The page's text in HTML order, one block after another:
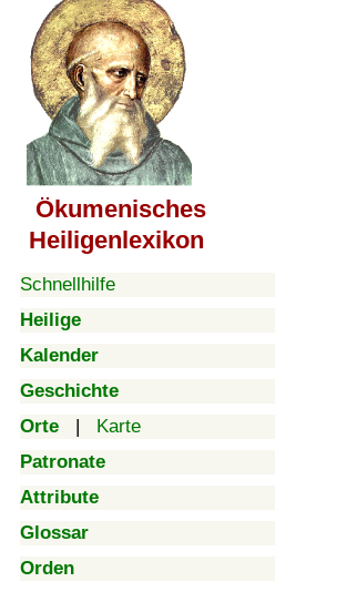
Ökumenisches
Heiligenlexikon
Schnellhilfe
Heilige
Kalender
Geschichte
Orte | Karte
Patronate
Attribute
Glossar
Orden